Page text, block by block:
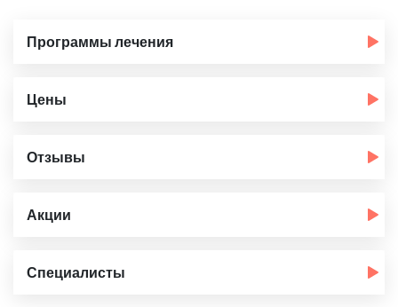
Программы лечения
Цены
Отзывы
Акции
Специалисты